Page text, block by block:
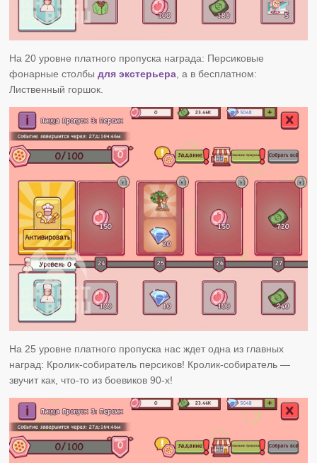
На 20 уровне платного пропуска награда: Персиковые
фонарные столбыдля экстерьера , а в бесплатном:
Лиственный горшок.
На 25 уровне платного пропуска нас ждет одна из главных
наград: Кролик-собиратель персиков! Кролик-собиратель —
звучит как, что-то из боевиков 90-х!